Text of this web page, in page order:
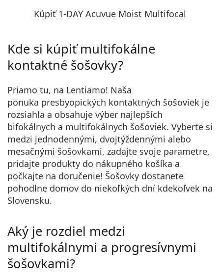
Kúpiť 1-DAY Acuvue Moist Multifocal
Kde si kúpiť multifokálne
kontaktné šošovky?
Priamo tu, na Lentiamo! Naša
ponuka presbyopických kontaktných šošoviek je
rozsiahla a obsahuje výber najlepších
bifokálnych a multifokálnych šošoviek. Vyberte si
medzi jednodennými, dvojtýždennými alebo
mesačnými šošovkami, zadajte svoje parametre,
pridajte produkty do nákupného košíka a
počkajte na doručenie! Šošovky dostanete
pohodlne domov do niekoľkých dní kdekoľvek na
Slovensku.
Aký je rozdiel medzi
multifokálnymi a progresívnymi
šošovkami?